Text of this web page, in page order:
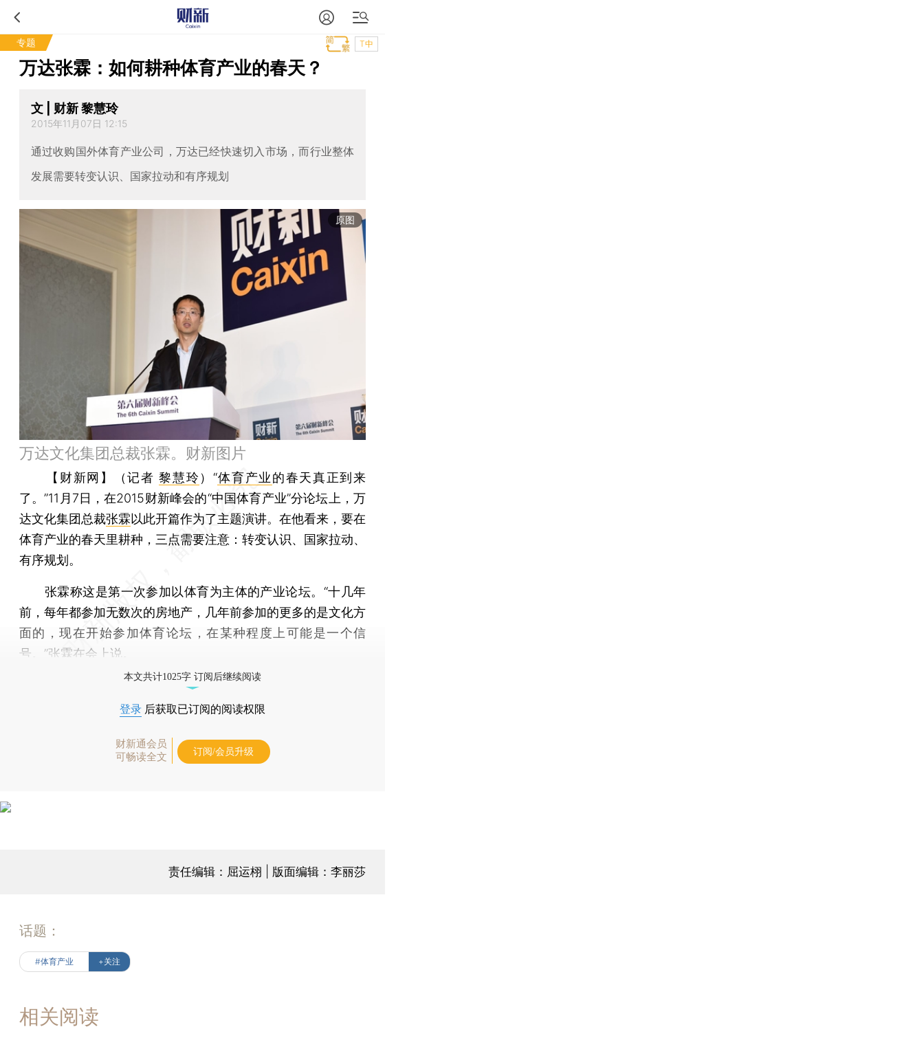
专题 T中
万达张霖：如何耕种体育产业的春天？
文 | 财新 黎慧玲
2015年11月07日 12:15
通过收购国外体育产业公司，万达已经快速切入市场，而行业整体
发展需要转变认识、国家拉动和有序规划
原图
万达文化集团总裁张霖。财新图片
【财新网】（记者黎慧玲 ） “体育产业的春天真正到来
了。”11月7日，在2015财新峰会的“中国体育产业”分论坛上，万
达文化集团总裁张霖以此开篇作为了主题演讲。在他看来，要在
体育产业的春天里耕种，三点需要注意：转变认识、国家拉动、
有序规划。
张霖称这是第一次参加以体育为主体的产业论坛。“十几年
前，每年都参加无数次的房地产，几年前参加的更多的是文化方
面的，现在开始参加体育论坛，在某种程度上可能是一个信
号。”张霖在会上说。
本文共计1025字 订阅后继续阅读
登录 后获取已订阅的阅读权限
财新通会员
可畅读全文
订阅/会员升级
责任编辑：屈运栩 | 版面编辑：李丽莎
话题：
#体育产业 +关注
相关阅读